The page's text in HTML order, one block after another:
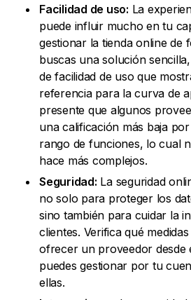
Facilidad de uso: La
puede influir mucho en tu
gestionar la tienda online de
buscas una solución
de facilidad de uso que
referencia para la curva de
presente que algunos
una calificación más baja
rango de funciones, lo cual
hace más complejos.
Seguridad: La seguridad
no solo para proteger los
sino también para cuidar la
clientes. Verifica qué
ofrecer un proveedor desde
puedes gestionar por tu
ellas.